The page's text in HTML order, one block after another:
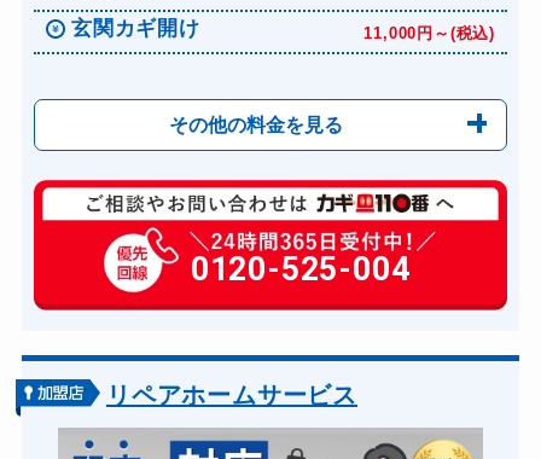
玄関カギ開け 11,000円～(税込)
その他の料金を見る
玄関カギ修理 6,600円～(税込)
玄関カギ作成 14,300円～(税込)
玄関カギ交換 14,300円～(税込)
バイクカギ開け
バイクカギ作成 16,500円～(税込)
0120-525-004
リペアホームサービス